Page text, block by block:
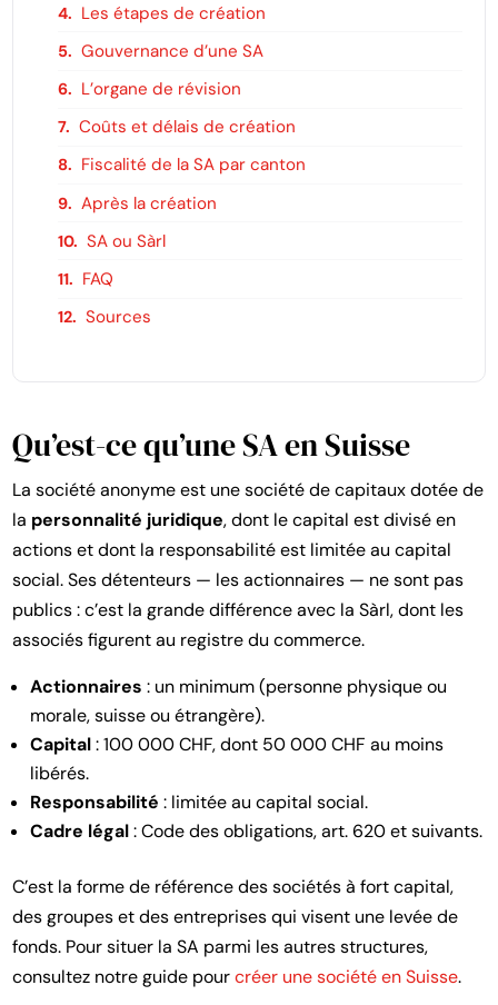
Les étapes de création
Gouvernance d’une SA
L’organe de révision
Coûts et délais de création
Fiscalité de la SA par canton
Après la création
SA ou Sàrl
FAQ
Sources
Qu’est-ce qu’une SA en Suisse
La société anonyme est une société de capitaux dotée de
la personnalité juridique, dont le capital est divisé en
actions et dont la responsabilité est limitée au capital
social. Ses détenteurs — les actionnaires — ne sont pas
publics : c’est la grande différence avec la Sàrl, dont les
associés figurent au registre du commerce.
Actionnaires : un minimum (personne physique ou
morale, suisse ou étrangère).
Capital: 100 000 CHF, dont 50 000 CHF au moins
libérés.
Responsabilité : limitée au capital social.
Cadre légal: Code des obligations, art. 620 et suivants.
C’est la forme de référence des sociétés à fort capital,
des groupes et des entreprises qui visent une levée de
fonds. Pour situer la SA parmi les autres structures,
consultez notre guide pourcréer une société en Suisse.